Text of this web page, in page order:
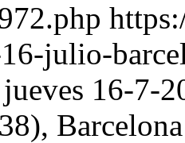
julio-
16-7-
Barcelona